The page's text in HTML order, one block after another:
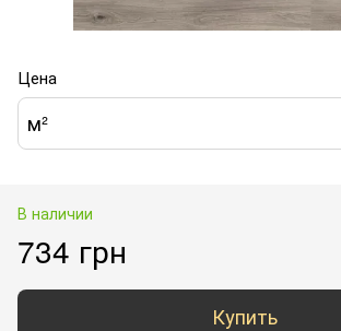
Цена
м²
В наличии
734 грн
Купить